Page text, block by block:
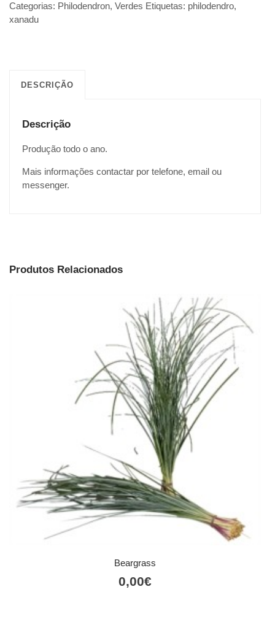
Categorias: Philodendron, Verdes Etiquetas: philodendro,
xanadu
DESCRIÇÃO
Descrição
Produção todo o ano.
Mais informações contactar por telefone, email ou
messenger.
Produtos Relacionados
Beargrass
0,00€